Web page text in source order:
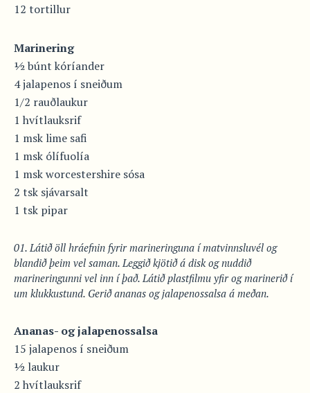
12 tortillur
Marinering
½ búnt kóríander
4 jalapenos í sneiðum
1/2 rauðlaukur
1 hvítlauksrif
1 msk lime safi
1 msk ólífuolía
1 msk worcestershire sósa
2 tsk sjávarsalt
1 tsk pipar
Látið öll hráefnin fyrir marineringuna í matvinnsluvél og
blandið þeim vel saman. Leggið kjötið á disk og nuddið
marineringunni vel inn í það. Látið plastfilmu yfir og marinerið í
um klukkustund. Gerið ananas og jalapenossalsa á meðan.
Ananas- og jalapenossalsa
15 jalapenos í sneiðum
½ laukur
2 hvítlauksrif